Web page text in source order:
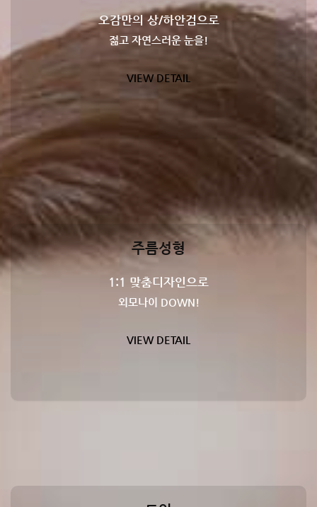
오감만의 상/하안검으로
젊고 자연스러운 눈을!
VIEW DETAIL
주름성형
1:1 맞춤디자인으로
외모나이 DOWN!
VIEW DETAIL